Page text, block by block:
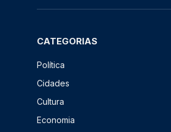
CATEGORIAS
Política
Cidades
Cultura
Economia